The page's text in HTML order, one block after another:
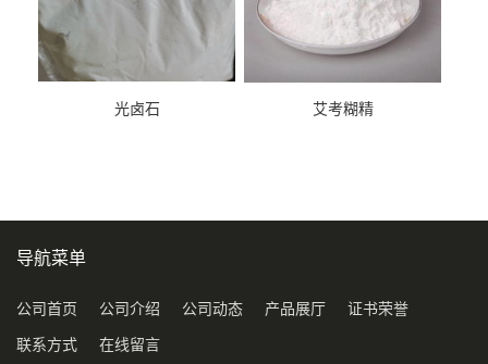
光卤石 艾考糊精
导航菜单
公司首页 公司介绍 公司动态 产品展厅 证书荣誉
联系方式 在线留言